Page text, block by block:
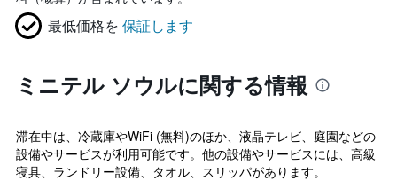
最低価格を 保証します
ミニテル ソウルに関する情報
滞在中は、冷蔵庫やWiFi (無料)のほか、液晶テレビ、庭園などの
設備やサービスが利用可能です。他の設備やサービスには、高級
寝具、ランドリー設備、タオル、スリッパがあります。